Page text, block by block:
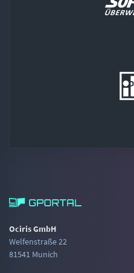
Ociris GmbH
Welfenstraße 22
81541 Munich